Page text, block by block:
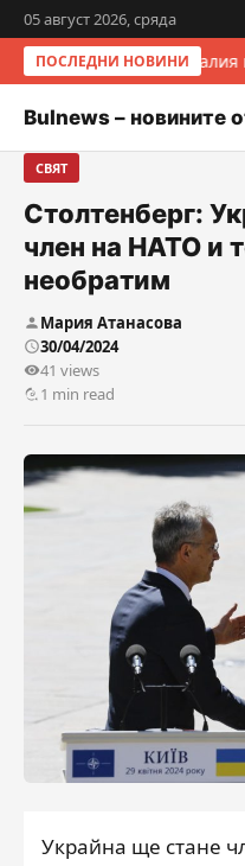
05 август 2026, сряда
ПОСЛЕДНИ НОВИНИИталия
Bulnews – новините
СВЯТ
Столтенберг:
член на НАТО и
необратим
Мария Атанасова
30/04/2024
41 views
1 min read
Украйна ще стане